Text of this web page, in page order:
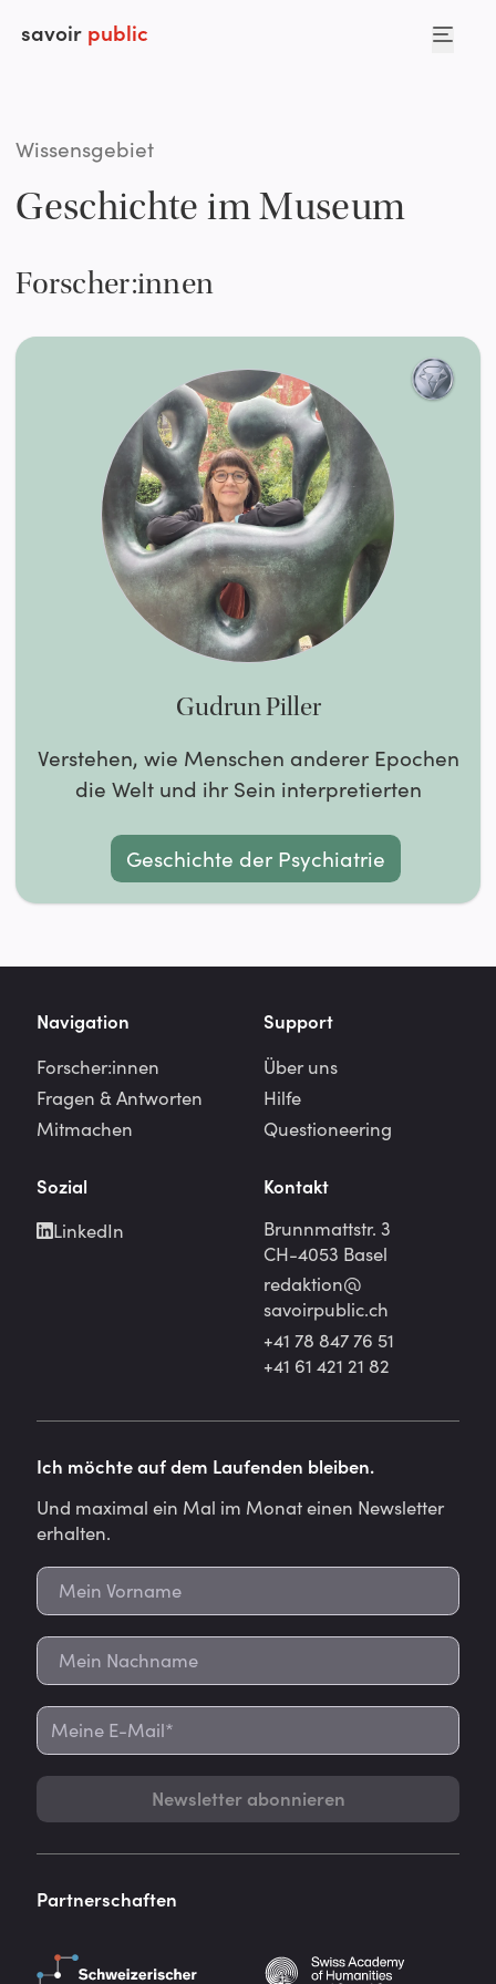
savoir public
Wissensgebiet
Geschichte im Museum
Forscher:innen
Gudrun Piller
Verstehen, wie Menschen anderer Epochen
die Welt und ihr Sein interpretierten
Geschichte der Psychiatrie
Navigation
Forscher:innen
Fragen & Antworten
Mitmachen
Support
Über uns
Hilfe
Questioneering
Sozial
LinkedIn
Kontakt
Brunnmattstr. 3
CH-4053 Basel
redaktion@
savoirpublic.ch
+41 78 847 76 51
+41 61 421 21 82
Ich möchte auf dem Laufenden bleiben.
Und maximal ein Mal im Monat einen Newsletter
erhalten.
Newsletter abonnieren
Partnerschaften